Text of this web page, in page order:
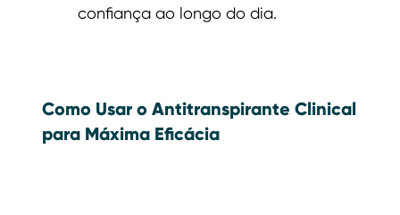
confiança ao longo do dia.
Como Usar o Antitranspirante Clinical
para Máxima Eficácia